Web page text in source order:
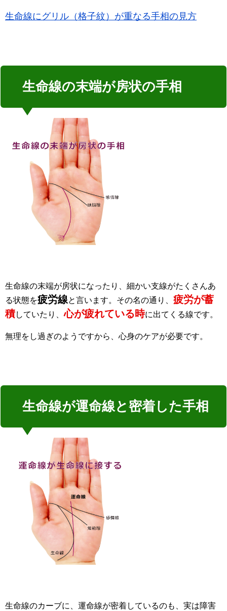
生命線にグリル（格子紋）が重なる手相の見方
生命線の末端が房状の手相
生命線の末端が房状になったり、細かい支線がたくさんあ
る状態を疲労線と言います。その名の通り、 疲労が蓄
積していたり、心が疲れている時に出てくる線です。
無理をし過ぎのようですから、心身のケアが必要です。
生命線が運命線と密着した手相
生命線のカーブに、運命線が密着しているのも、実は障害